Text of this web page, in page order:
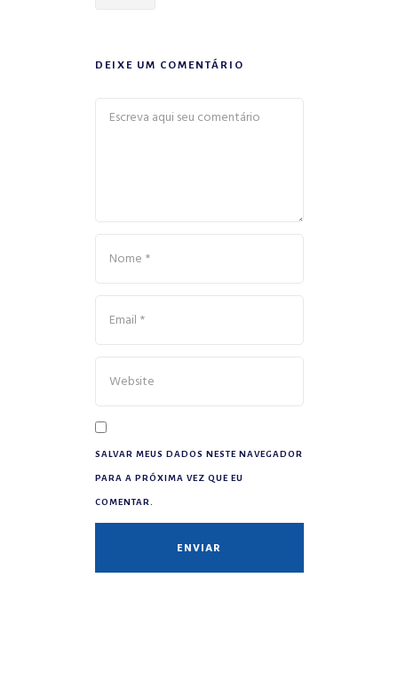
DEIXE UM COMENTÁRIO
SALVAR MEUS DADOS NESTE NAVEGADOR
PARA A PRÓXIMA VEZ QUE EU
COMENTAR.